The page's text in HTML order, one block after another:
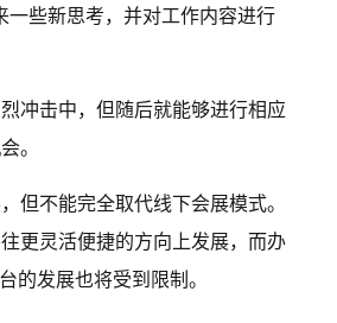
一些新思考，并对工作内容进行
冲击中，但随后就能够进行相应
。
但不能完全取代线下会展模式。
更灵活便捷的方向上发展，而办
的发展也将受到限制。